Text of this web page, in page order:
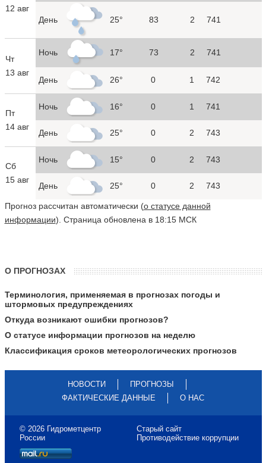
12 авг
День 25° 83 2 741
Чт
13 авг
Ночь 17° 73 2 741
День 26° 0 1 742
Пт
14 авг
Ночь 16° 0 1 741
День 25° 0 2 743
Сб
15 авг
Ночь 15° 0 2 743
День 25° 0 2 743
Прогноз рассчитан автоматически (о статусе данной
информации). Страница обновлена в 18:15 МСК
О ПРОГНОЗАХ
Терминология, применяемая в прогнозах погоды и
штормовых предупреждениях
Откуда возникают ошибки прогнозов?
О статусе информации прогнозов на неделю
Классификация сроков метеорологических прогнозов
НОВОСТИ
ПРОГНОЗЫ
ФАКТИЧЕСКИЕ ДАННЫЕ
О НАС
© 2026 Гидрометцентр
России
Старый сайт
Противодействие коррупции